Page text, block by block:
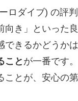
ロダイブ) の評
向き」といった
できるかどうか
こと が一番です
ことが、安心の